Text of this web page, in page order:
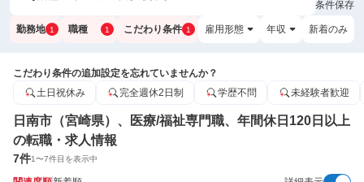
条件保存
勤務地 1 職種 1 こだわり条件 1 雇用形態 年収 新着のみ
こだわり条件の追加設定を忘れていませんか？
土日祝休み
完全週休2日制 学歴不問 未経験者歓迎
日南市（宮崎県）、医療/福祉専門職、年間休日120日以上
の転職・求人情報
7件1〜7件目を表示中